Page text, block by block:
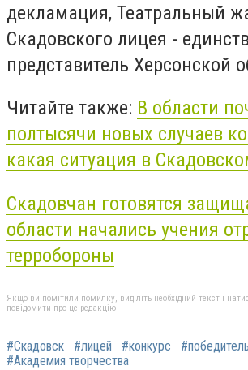
декламация, Театральный
Скадовского лицея -
представитель Херсонской
Читайте также: В области
полтысячи новых случаев
какая ситуация в
Скадовчан готовятся
области начались учения
терробороны
Якщо ви помітили помилку, виділіть необхідний текст і
повідомити про це редакцію
#Скадовск #лицей #конкурс
#победитель
#Академия творчества